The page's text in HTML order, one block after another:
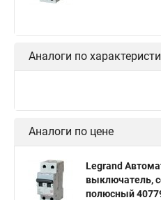
Аналоги по
Аналоги по цене
Legrand
выключатель,
полюсный